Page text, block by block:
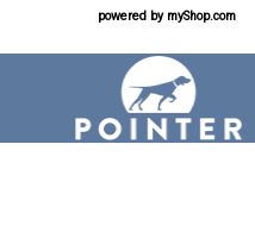
powered by myShop.com